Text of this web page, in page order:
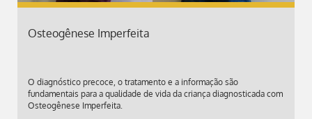
Osteogênese Imperfeita
O diagnóstico precoce, o tratamento e a informação são
fundamentais para a qualidade de vida da criança diagnosticada com
Osteogênese Imperfeita.